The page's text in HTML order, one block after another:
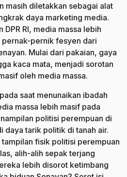
masih diletakkan sebagai alat
daya marketing media.
DPR RI, media massa lebih
pernak-pernik fesyen dari
Mulai dari pakaian, gaya
kaca mata, menjadi sorotan
oleh media massa.
saat menunaikan ibadah
massa lebih masif pada
politisi perempuan di
daya tarik politik di tanah air.
fisik politisi perempuan
alih-alih sepak terjang
lebih disorot ketimbang